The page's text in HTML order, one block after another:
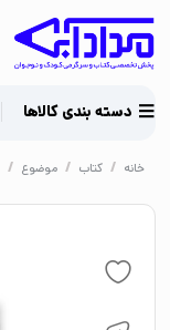
دسته بندی کالاها
خانه / کتاب / موضوع /